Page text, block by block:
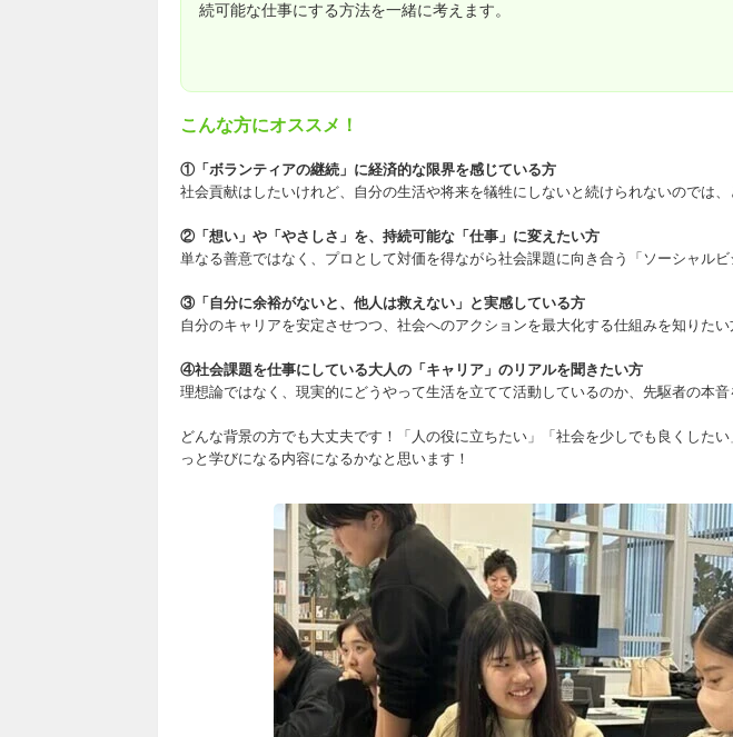
続可能な仕事にする方法を一緒に考えます。
こんな方にオススメ！
①「ボランティアの継続」に経済的な限界を感じている方
社会貢献はしたいけれど、自分の生活や将来を犠牲にしないと続けられないのでは、
②「想い」や「やさしさ」を、持続可能な「仕事」に変えたい方
単なる善意ではなく、プロとして対価を得ながら社会課題に向き合う「ソーシャルビ
③「自分に余裕がないと、他人は救えない」と実感している方
自分のキャリアを安定させつつ、社会へのアクションを最大化する仕組みを知りたい
④社会課題を仕事にしている大人の「キャリア」のリアルを聞きたい方
理想論ではなく、現実的にどうやって生活を立てて活動しているのか、先駆者の本音
どんな背景の方でも大丈夫です！「人の役に立ちたい」「社会を少しでも良くした
っと学びになる内容になるかなと思います！